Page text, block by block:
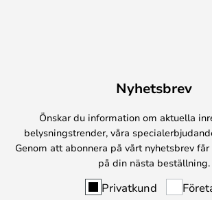
Nyhetsbrev
Önskar du information om aktuella
belysningstrender, våra
Genom att abonnera på vårt nyhetsbrev får
på din nästa beställning.
Privatkund